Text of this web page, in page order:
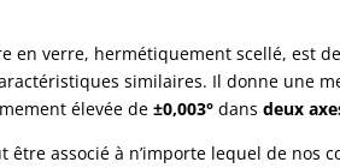
en verre, hermétiquement scellé, est
similaires. Il donne une
élevée de ±0,003°dans deux
être associé à n’importe lequel de